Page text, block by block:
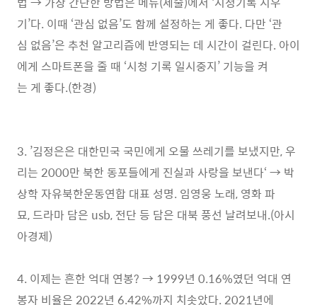
기’다. 이때 ‘관심 없음’도 함께 설정하는 게 좋다. 다만 ‘관
심 없음’은 추천 알고리즘에 반영되는 데 시간이 걸린다. 아이
에게 스마트폰을 줄 때 ‘시청 기록 일시중지’ 기능을 켜
는 게 좋다.(한경)
3. ’김정은은 대한민국 국민에게 오물 쓰레기를 보냈지만, 우
리는 2000만 북한 동포들에게 진실과 사랑을 보낸다‘ → 박
상학 자유북한운동연합 대표 성명. 임영웅 노래, 영화 파
묘, 드라마 담은 usb, 전단 등 담은 대북 풍선 날려보내.(아시
아경제)
4. 이제는 흔한 억대 연봉? → 1999년 0.16%였던 억대 연
봉자 비율은 2022년 6.42%까지 치솟았다. 2021년에